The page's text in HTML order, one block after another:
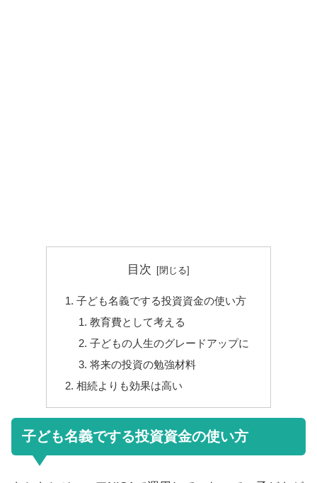
目次
子ども名義でする投資資金の使い方
教育費として考える
子どもの人生のグレードアップに
将来の投資の勉強材料
相続よりも効果は高い
子ども名義でする投資資金の使い方